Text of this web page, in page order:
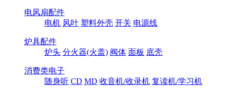
电风扇配件
电机 风叶 塑料外壳 开关 电源线
炉具配件
炉头 分火器(火盖) 阀体 面板 底壳
消费类电子
随身听 CD MD 收音机/收录机 复读机/学习机